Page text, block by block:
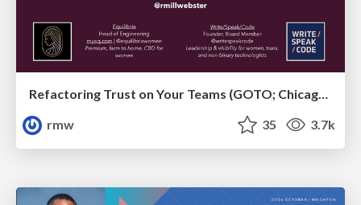
Refactoring Trust on Your Teams (GOTO; Chicago 2020)
rmw
35 3.7k